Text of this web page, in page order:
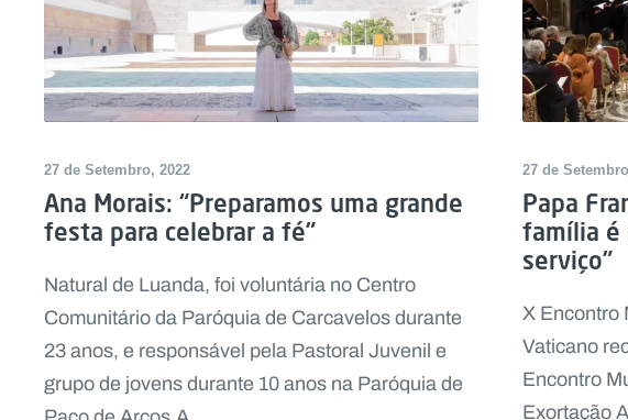
27 de Setembro, 2022
Ana Morais: “Preparamos uma grande
festa para celebrar a fé”
Natural de Luanda, foi voluntária no Centro
Comunitário da Paróquia de Carcavelos durante
23 anos, e responsável pela Pastoral Juvenil e
grupo de jovens durante 10 anos na Paróquia de
27 de
Papa
família é
serviço”
X Encontro
Vaticano
Encontro
Exortação